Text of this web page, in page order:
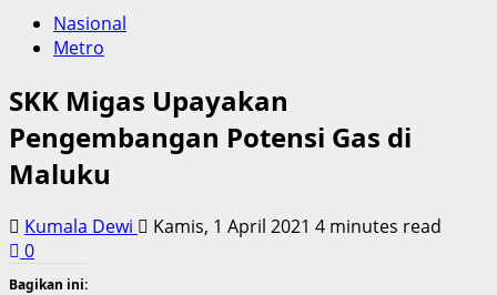
Nasional
Metro
SKK Migas Upayakan
Pengembangan Potensi Gas di
Maluku
Kumala Dewi Kamis, 1 April 2021 4 minutes read
0
Bagikan ini: